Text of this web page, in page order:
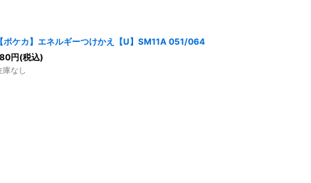
【ポケカ】エネルギーつけかえ【U】SM11A 051/064
円(税込)
庫なし